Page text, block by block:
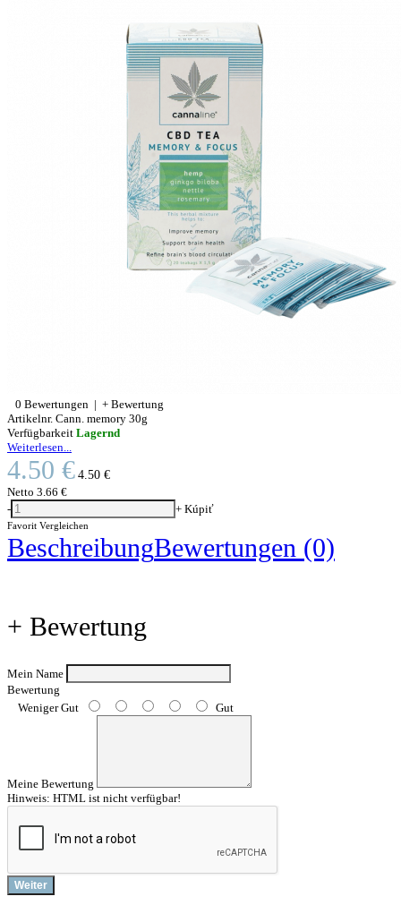
0 Bewertungen | + Bewertung
Artikelnr. Cann. memory 30g
Verfügbarkeit Lagernd
Weiterlesen...
4.50 € 4.50 €
Netto 3.66 €
-
+ Kúpiť
Favorit Vergleichen
BeschreibungBewertungen (0)
+ Bewertung
Mein Name
Bewertung
Weniger Gut
Gut
Meine Bewertung
Hinweis: HTML ist nicht verfügbar!
Weiter